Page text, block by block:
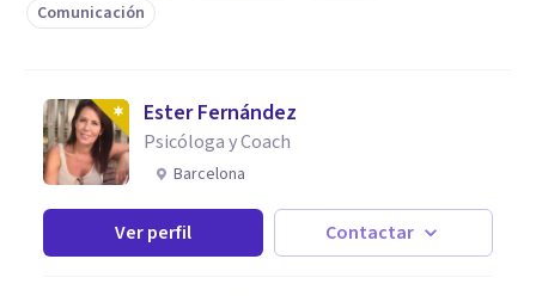
Comunicación
Ester Fernández
Psicóloga y Coach
Barcelona
Ver perfil Contactar